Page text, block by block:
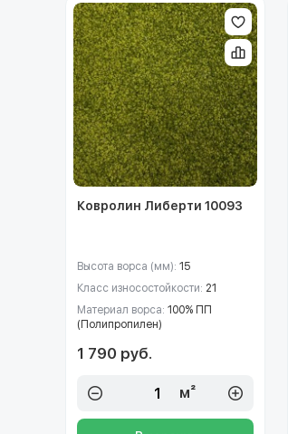
Ковролин Либерти 10093
Высота ворса (мм): 15
Класс износостойкости: 21
Материал ворса: 100% ПП
(Полипропилен)
1 790 руб.
м²